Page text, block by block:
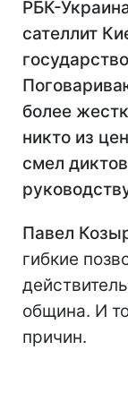
РБК-
сателлит
более
никто из
смел
Павел
гибкие
община. И
причин.